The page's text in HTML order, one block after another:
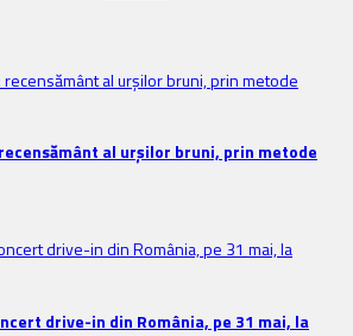
al urșilor bruni, prin metode
drive-in din România, pe 31 mai, la